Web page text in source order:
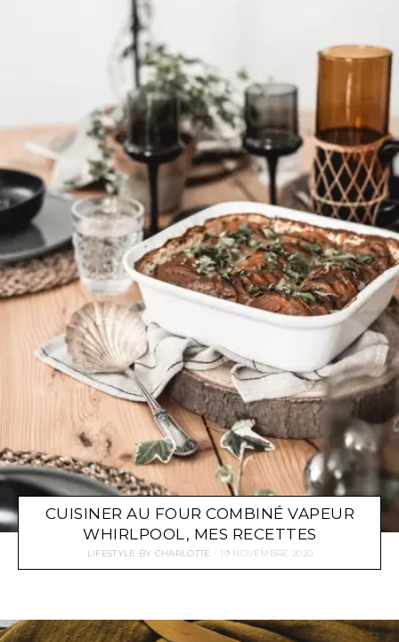
CUISINER AU FOUR COMBINÉ VAPEUR
WHIRLPOOL, MES RECETTES
LIFESTYLE BY CHARLOTTE 19 NOVEMBRE 2020